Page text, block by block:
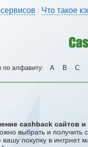
Что такое
по алфавиту: A B C
cashback сайтов
выбрать и
покупку в интрнет